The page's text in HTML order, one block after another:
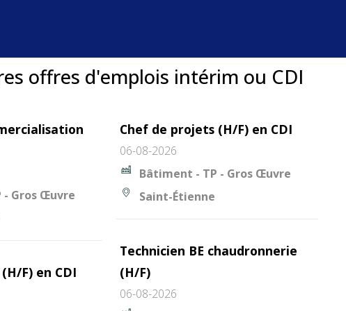
offres d'emplois intérim ou CDI
- Gros Œuvre
F) en CDI
Chef de projets (H/F) en CDI
06-08-2026
Bâtiment - TP - Gros Œuvre
Saint-Étienne
Technicien BE chaudronnerie
(H/F)
06-08-2026